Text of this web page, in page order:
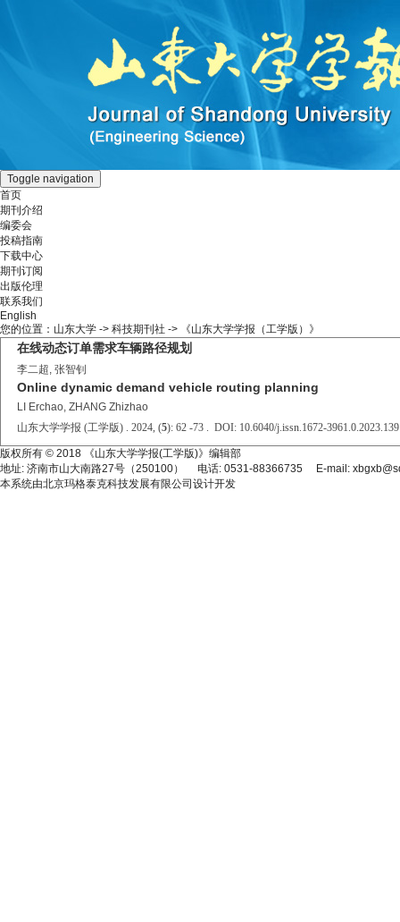
Toggle navigation
首页
期刊介绍
编委会
投稿指南
下载中心
期刊订阅
出版伦理
联系我们
English
您的位置： 山东大学 -> 科技期刊社 -> 《山东大学学报（工学版）》
在线动态订单需求车辆路径规划
李二超, 张智钊
Online dynamic demand vehicle routing planning
LI Erchao, ZHANG Zhizhao
山东大学学报 (工学版) . 2024, (5): 62 -73 . DOI: 10.6040/j.issn.1672-3961.0.2023.139
版权所有 © 2018 《山东大学学报(工学版)》编辑部
地址: 济南市山大南路27号（250100） 电话: 0531-88366735 E-mail:
本系统由北京玛格泰克科技发展有限公司 设计开发